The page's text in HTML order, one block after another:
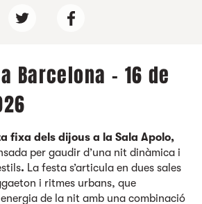
Barcelona - 16 de
fixa dels dijous a la Sala Apolo,
per gaudir d’una nit dinàmica i
. La festa s’articula en dues sales
i ritmes urbans, que
de la nit amb una combinació